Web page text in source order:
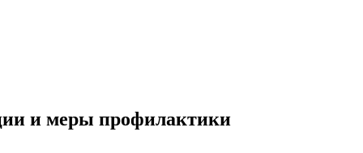
и меры профилактики